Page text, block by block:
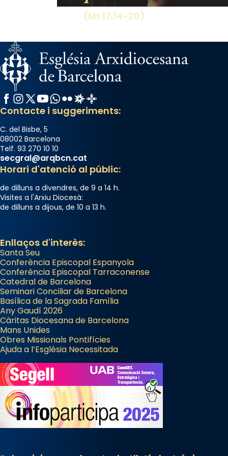
(Mt 17,14-20)
Facebook
Instagram
X / Twitter
YouTube
WhatsApp
FlickrRadio Estel
Catalunya Cristiana
Contacte i suggeriments:
C. del Bisbe, 5
08002 Barcelona
Telf. 93 270 10 10
secgral@arqbcn.cat
Horari d'atenció al públic:
de dilluns a divendres, de 9 a 14 h.
Visites a l'Arxiu Diocesà:
de dilluns a dijous, de 10 a 13 h.
Enllaços d'interès:
Santa Seu
Conferència Episcopal Espanyola
Conferència Episcopal Tarraconense
Catedral de Barcelona
Seminari Conciliar de Barcelona
Basílica de la Sagrada Família
Any Gaudí 2026
Càritas Diocesana de Barcelona
Mans Unides
Obres Missionals Pontifícies
Ajuda a l’Església Necessitada